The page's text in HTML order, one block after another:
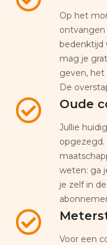
Op het
bedenktijd
mag je
geven, het
De
Oude
Jullie
opgezegd.
weten: ga
je zelf in
Voor een